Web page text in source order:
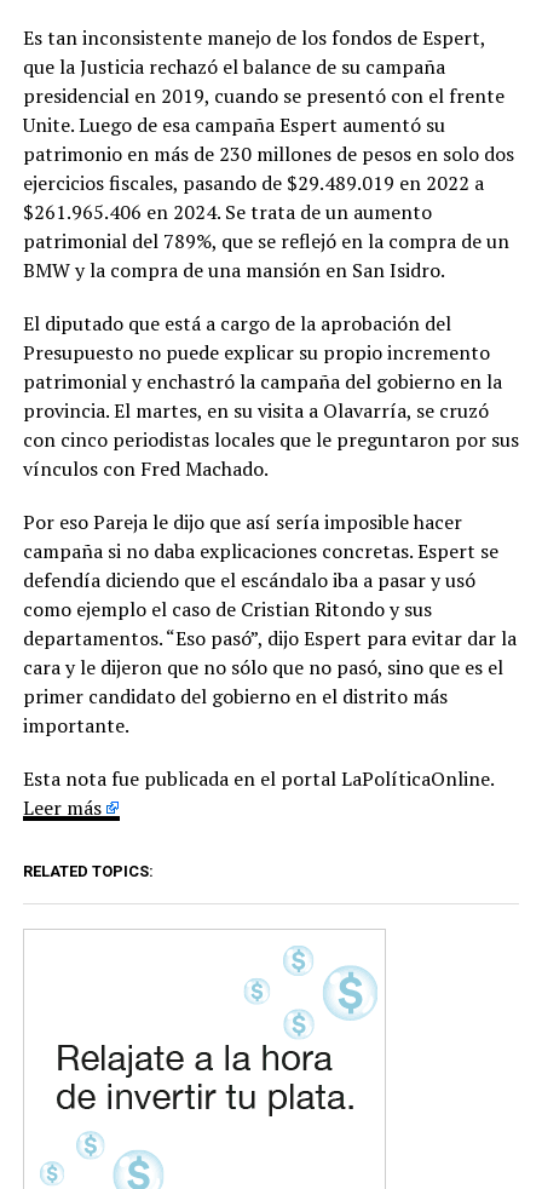
Es tan inconsistente manejo de los fondos de Espert,
que la Justicia rechazó el balance de su campaña
presidencial en 2019, cuando se presentó con el frente
Unite. Luego de esa campaña Espert aumentó su
patrimonio en más de 230 millones de pesos en solo dos
ejercicios fiscales, pasando de $29.489.019 en 2022 a
$261.965.406 en 2024. Se trata de un aumento
patrimonial del 789%, que se reflejó en la compra de un
BMW y la compra de una mansión en San Isidro.
El diputado que está a cargo de la aprobación del
Presupuesto no puede explicar su propio incremento
patrimonial y enchastró la campaña del gobierno en la
provincia. El martes, en su visita a Olavarría, se cruzó
con cinco periodistas locales que le preguntaron por sus
vínculos con Fred Machado.
Por eso Pareja le dijo que así sería imposible hacer
campaña si no daba explicaciones concretas. Espert se
defendía diciendo que el escándalo iba a pasar y usó
como ejemplo el caso de Cristian Ritondo y sus
departamentos. “Eso pasó”, dijo Espert para evitar dar la
cara y le dijeron que no sólo que no pasó, sino que es el
primer candidato del gobierno en el distrito más
importante.
Esta nota fue publicada en el portal LaPolíticaOnline.
Leer más
RELATED TOPICS: